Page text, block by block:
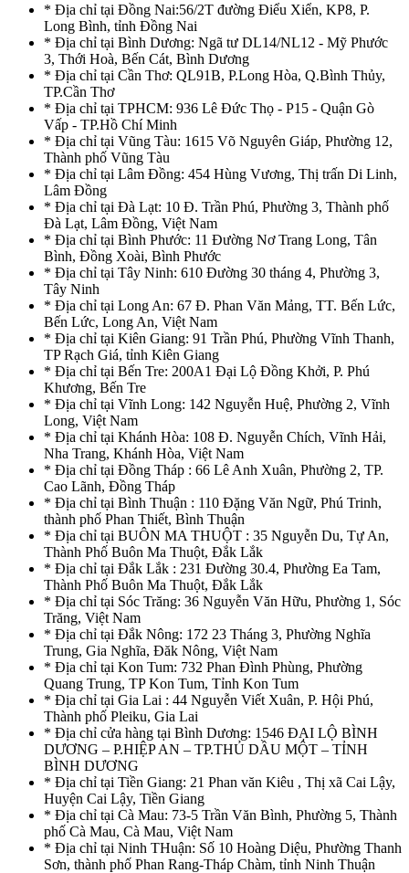
* Địa chỉ tại Đồng Nai:56/2T đường Điểu Xiển, KP8, P.
Long Bình, tỉnh Đồng Nai
* Địa chỉ tại Bình Dương: Ngã tư DL14/NL12 - Mỹ Phước
3, Thới Hoà, Bến Cát, Bình Dương
* Địa chỉ tại Cần Thơ: QL91B, P.Long Hòa, Q.Bình Thủy,
TP.Cần Thơ
* Địa chỉ tại TPHCM: 936 Lê Đức Thọ - P15 - Quận Gò
Vấp - TP.Hồ Chí Minh
* Địa chỉ tại Vũng Tàu: 1615 Võ Nguyên Giáp, Phường 12,
Thành phố Vũng Tàu
* Địa chỉ tại Lâm Đồng: 454 Hùng Vương, Thị trấn Di Linh,
Lâm Đồng
* Địa chỉ tại Đà Lạt: 10 Đ. Trần Phú, Phường 3, Thành phố
Đà Lạt, Lâm Đồng, Việt Nam
* Địa chỉ tại Bình Phước: 11 Đường Nơ Trang Long, Tân
Bình, Đồng Xoài, Bình Phước
* Địa chỉ tại Tây Ninh: 610 Đường 30 tháng 4, Phường 3,
Tây Ninh
* Địa chỉ tại Long An: 67 Đ. Phan Văn Mảng, TT. Bến Lức,
Bến Lức, Long An, Việt Nam
* Địa chỉ tại Kiên Giang: 91 Trần Phú, Phường Vĩnh Thanh,
TP Rạch Giá, tỉnh Kiên Giang
* Địa chỉ tại Bến Tre: 200A1 Đại Lộ Đồng Khởi, P. Phú
Khương, Bến Tre
* Địa chỉ tại Vĩnh Long: 142 Nguyễn Huệ, Phường 2, Vĩnh
Long, Việt Nam
* Địa chỉ tại Khánh Hòa: 108 Đ. Nguyễn Chích, Vĩnh Hải,
Nha Trang, Khánh Hòa, Việt Nam
* Địa chỉ tại Đồng Tháp : 66 Lê Anh Xuân, Phường 2, TP.
Cao Lãnh, Đồng Tháp
* Địa chỉ tại Bình Thuận : 110 Đặng Văn Ngữ, Phú Trinh,
thành phố Phan Thiết, Bình Thuận
* Địa chỉ tại BUÔN MA THUỘT : 35 Nguyễn Du, Tự An,
Thành Phố Buôn Ma Thuột, Đắk Lắk
* Địa chỉ tại Đắk Lắk : 231 Đường 30.4, Phường Ea Tam,
Thành Phố Buôn Ma Thuột, Đắk Lắk
* Địa chỉ tại Sóc Trăng: 36 Nguyễn Văn Hữu, Phường 1, Sóc
Trăng, Việt Nam
* Địa chỉ tại Đắk Nông: 172 23 Tháng 3, Phường Nghĩa
Trung, Gia Nghĩa, Đăk Nông, Việt Nam
* Địa chỉ tại Kon Tum: 732 Phan Đình Phùng, Phường
Quang Trung, TP Kon Tum, Tỉnh Kon Tum
* Địa chỉ tại Gia Lai : 44 Nguyễn Viết Xuân, P. Hội Phú,
Thành phố Pleiku, Gia Lai
* Địa chỉ cửa hàng tại Bình Dương: 1546 ĐẠI LỘ BÌNH
DƯƠNG – P.HIỆP AN – TP.THỦ DẦU MỘT – TỈNH
BÌNH DƯƠNG
* Địa chỉ tại Tiền Giang: 21 Phan văn Kiêu , Thị xã Cai Lậy,
Huyện Cai Lậy, Tiền Giang
* Địa chỉ tại Cà Mau: 73-5 Trần Văn Bình, Phường 5, Thành
phố Cà Mau, Cà Mau, Việt Nam
* Địa chỉ tại Ninh THuận: Số 10 Hoàng Diệu, Phường Thanh
Sơn, thành phố Phan Rang-Tháp Chàm, tỉnh Ninh Thuận